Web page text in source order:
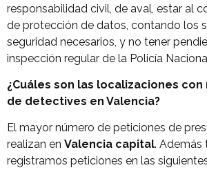
responsabilidad civil, de aval, estar al
de protección de datos, contando los
seguridad necesarios, y no tener
inspección regular de la Policía
¿Cuáles son las localizaciones
de detectives en Valencia?
El mayor número de peticiones de
realizan en Valencia capital. Además
registramos peticiones en las